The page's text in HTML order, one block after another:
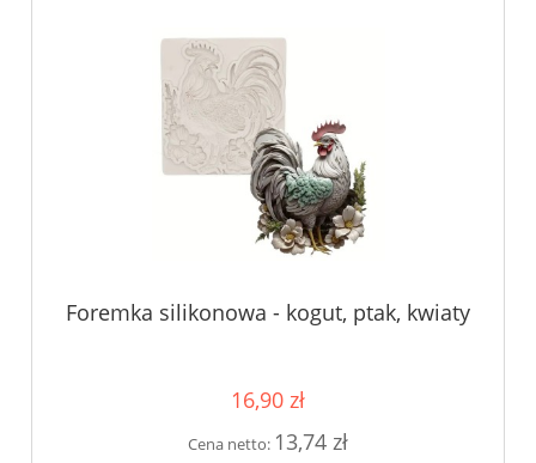
Foremka silikonowa - kogut, ptak, kwiaty
16,90 zł
Cena netto: 13,74 zł